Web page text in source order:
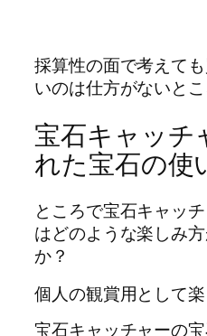
採算性の面で考えて
いのは仕方がないとこ
宝石キャッチ
れた宝石の使
ところで宝石キャッ
はどのような楽しみ
か？
個人の観賞用として
宝石キャッチャーの